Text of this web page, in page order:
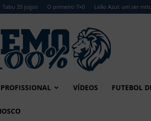
Tabu 33 jogos O primeiro 7×0 Leão Azul: um ser
Remo
VÍDEOS FUTEBOL